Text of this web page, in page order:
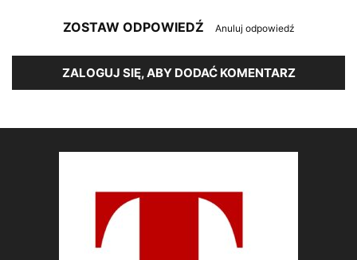
ZOSTAW ODPOWIEDŹ Anuluj odpowiedź
ZALOGUJ SIĘ, ABY DODAĆ KOMENTARZ